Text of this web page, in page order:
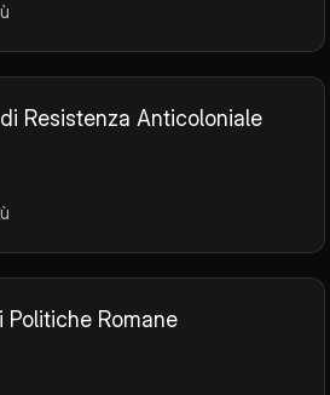
Resistenza Anticoloniale
Politiche Romane